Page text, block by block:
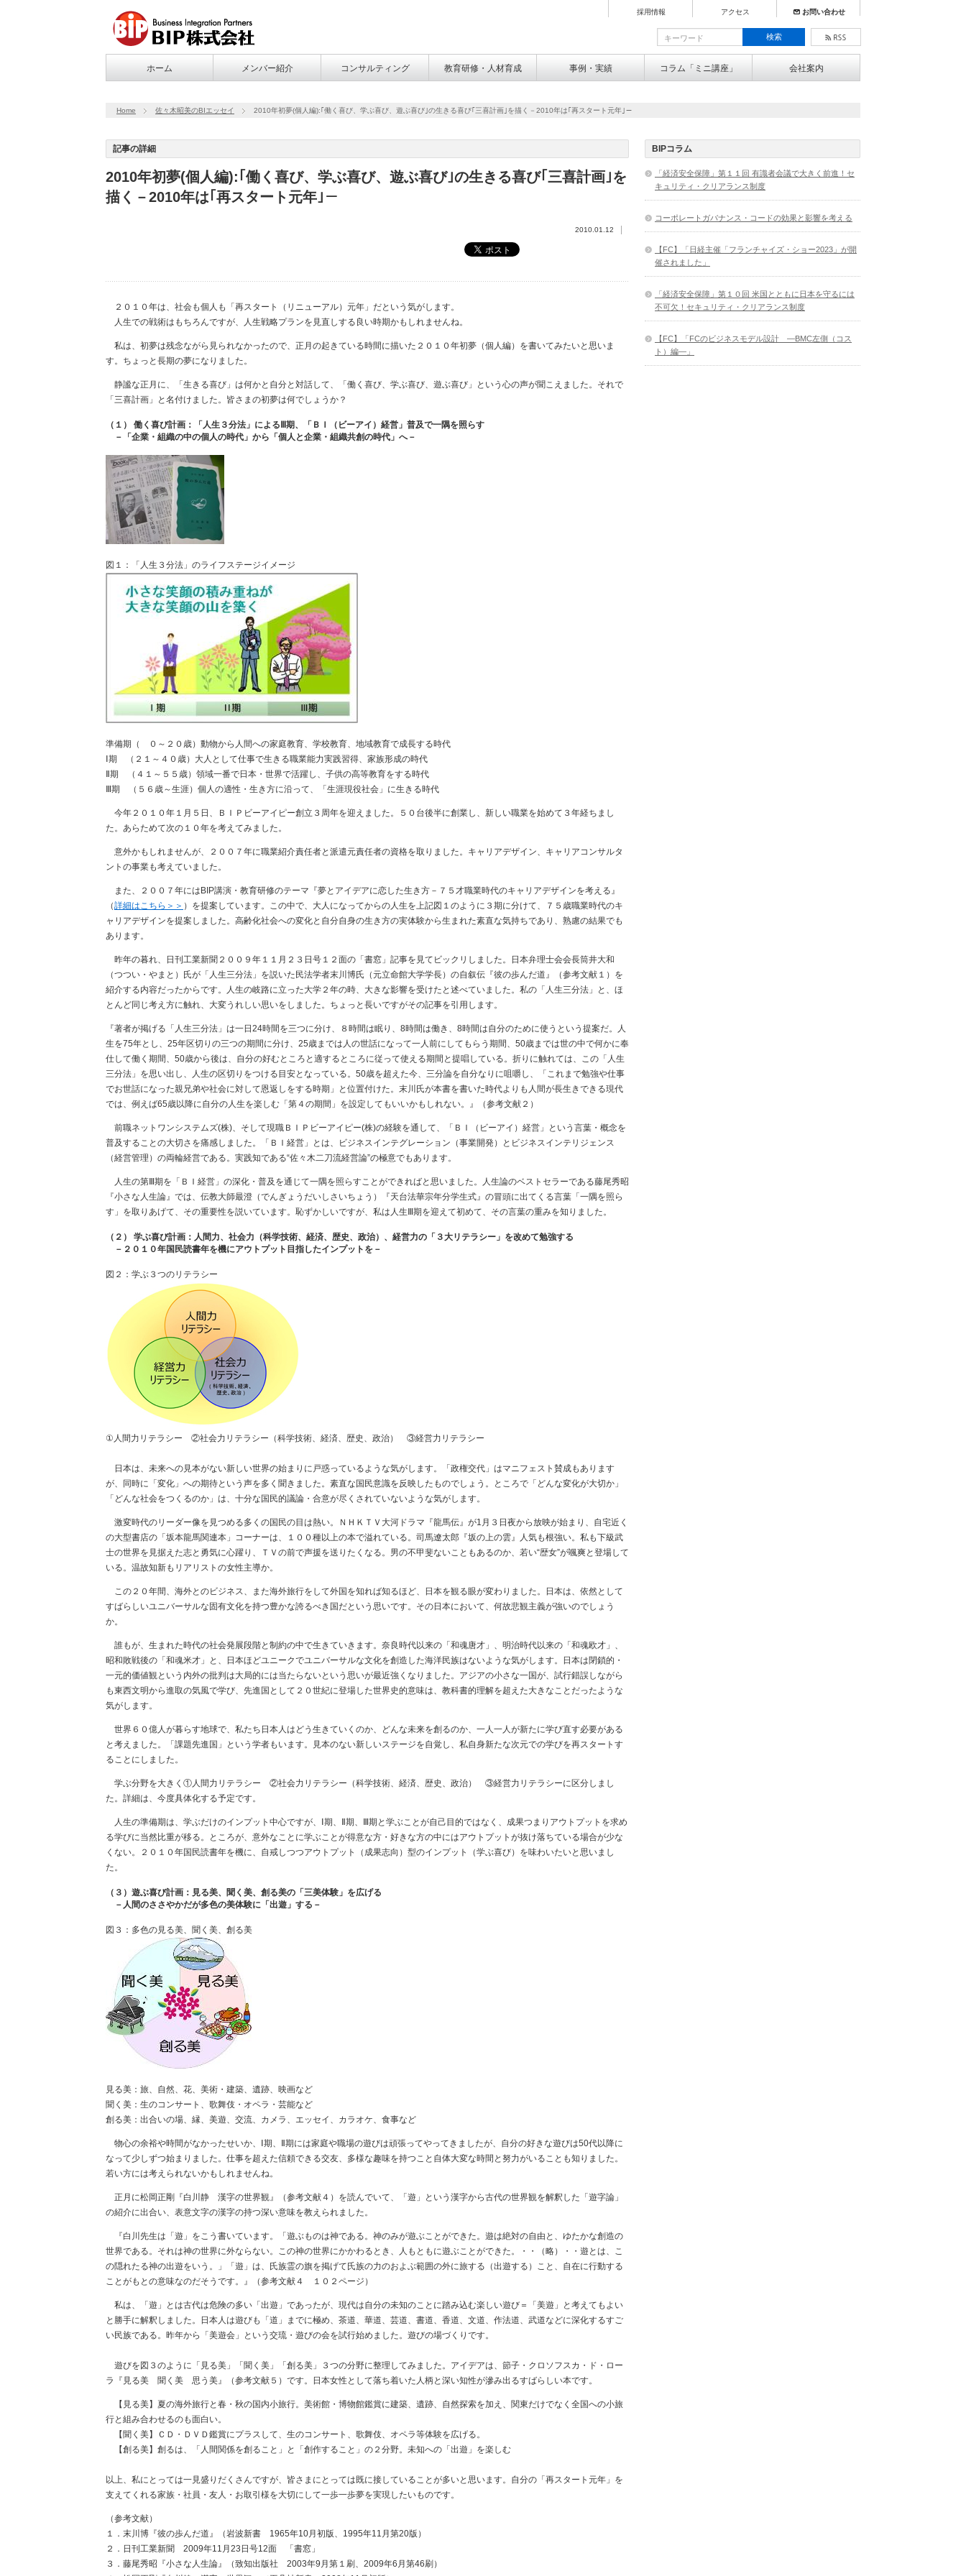
採用情報 アクセス お問い合わせ
ホーム メンバー紹介 コンサルティング 教育研修・人材育成 事例・実績 コラム「ミニ講座」 会社案内
Home 佐々木昭美のBIエッセイ 2010年初夢(個人編):｢働く喜び、学ぶ喜び、遊ぶ喜び｣の生きる喜び｢三喜計画｣を描く－2010年は｢再スタート元年｣－
記事の詳細
2010年初夢(個人編):｢働く喜び、学ぶ喜び、遊ぶ喜び｣の生きる喜び｢三喜計画｣を
描く－2010年は｢再スタート元年｣－
2010.01.12
２０１０年は、社会も個人も「再スタート（リニューアル）元年」だという気がします。
人生での戦術はもちろんですが、人生戦略プランを見直しする良い時期かもしれませんね。
私は、初夢は残念ながら見られなかったので、正月の起きている時間に描いた２０１０年初夢（個人編）を書いてみたいと思いま
す。ちょっと長期の夢になりました。
静謐な正月に、「生きる喜び」は何かと自分と対話して、「働く喜び、学ぶ喜び、遊ぶ喜び」という心の声が聞こえました。それで
「三喜計画」と名付けました。皆さまの初夢は何でしょうか？
（１） 働く喜び計画：「人生３分法」によるⅢ期、「ＢＩ（ビーアイ）経営」普及で一隅を照らす
－「企業・組織の中の個人の時代」から「個人と企業・組織共創の時代」へ－
図１：「人生３分法」のライフステージイメージ
準備期（ ０～２０歳）動物から人間への家庭教育、学校教育、地域教育で成長する時代
Ⅰ期 （２１～４０歳）大人として仕事で生きる職業能力実践習得、家族形成の時代
Ⅱ期 （４１～５５歳）領域一番で日本・世界で活躍し、子供の高等教育をする時代
Ⅲ期 （５６歳～生涯）個人の適性・生き方に沿って、「生涯現役社会」に生きる時代
今年２０１０年１月５日、ＢＩＰビーアイピー創立３周年を迎えました。５０台後半に創業し、新しい職業を始めて３年経ちまし
た。あらためて次の１０年を考えてみました。
意外かもしれませんが、２００７年に職業紹介責任者と派遣元責任者の資格を取りました。キャリアデザイン、キャリアコンサルタ
ントの事業も考えていました。
また、２００７年にはBIP講演・教育研修のテーマ『夢とアイデアに恋した生き方－７５才職業時代のキャリアデザインを考える』
（詳細はこちら＞＞ ）を提案しています。この中で、大人になってからの人生を上記図１のように３期に分けて、７５歳職業時代のキ
ャリアデザインを提案しました。高齢化社会への変化と自分自身の生き方の実体験から生まれた素直な気持ちであり、熟慮の結果でも
あります。
昨年の暮れ、日刊工業新聞２００９年１１月２３日号１２面の「書窓」記事を見てビックリしました。日本弁理士会会長筒井大和
（つつい・やまと）氏が「人生三分法」を説いた民法学者末川博氏（元立命館大学学長）の自叙伝『彼の歩んだ道』（参考文献１）を
紹介する内容だったからです。人生の岐路に立った大学２年の時、大きな影響を受けたと述べていました。私の「人生三分法」と、ほ
とんど同じ考え方に触れ、大変うれしい思いをしました。ちょっと長いですがその記事を引用します。
『著者が掲げる「人生三分法」は一日24時間を三つに分け、８時間は眠り、8時間は働き、8時間は自分のために使うという提案だ。人
生を75年とし、25年区切りの三つの期間に分け、25歳までは人の世話になって一人前にしてもらう期間、50歳までは世の中で何かに奉
仕して働く期間、50歳から後は、自分の好むところと適するところに従って使える期間と提唱している。折りに触れては、この「人生
三分法」を思い出し、人生の区切りをつける目安となっている。50歳を超えた今、三分論を自分なりに咀嚼し、「これまで勉強や仕事
でお世話になった親兄弟や社会に対して恩返しをする時期」と位置付けた。末川氏が本書を書いた時代よりも人間が長生きできる現代
では、例えば65歳以降に自分の人生を楽しむ「第４の期間」を設定してもいいかもしれない。』（参考文献２）
前職ネットワンシステムズ(株)、そして現職ＢＩＰビーアイピー(株)の経験を通して、「ＢＩ（ビーアイ）経営」という言葉・概念を
普及することの大切さを痛感しました。「ＢＩ経営」とは、ビジネスインテグレーション（事業開発）とビジネスインテリジェンス
（経営管理）の両輪経営である。実践知である“佐々木二刀流経営論”の極意でもあります。
人生の第Ⅲ期を「ＢＩ経営」の深化・普及を通じて一隅を照らすことができればと思いました。人生論のベストセラーである藤尾秀昭
『小さな人生論』では、伝教大師最澄（でんぎょうだいしさいちょう）『天台法華宗年分学生式』の冒頭に出てくる言葉「一隅を照ら
す」を取りあげて、その重要性を説いています。恥ずかしいですが、私は人生Ⅲ期を迎えて初めて、その言葉の重みを知りました。
（２） 学ぶ喜び計画：人間力、社会力（科学技術、経済、歴史、政治）、経営力の「３大リテラシー」を改めて勉強する
－２０１０年国民読書年を機にアウトプット目指したインプットを－
図２：学ぶ３つのリテラシー
①人間力リテラシー ②社会力リテラシー（科学技術、経済、歴史、政治） ③経営力リテラシー
日本は、未来への見本がない新しい世界の始まりに戸惑っているような気がします。「政権交代」はマニフェスト賛成もあります
が、同時に「変化」への期待という声を多く聞きました。素直な国民意識を反映したものでしょう。ところで「どんな変化が大切か」
「どんな社会をつくるのか」は、十分な国民的議論・合意が尽くされていないような気がします。
激変時代のリーダー像を見つめる多くの国民の目は熱い。ＮＨＫＴＶ大河ドラマ『龍馬伝』が1月３日夜から放映が始まり、自宅近く
の大型書店の「坂本龍馬関連本」コーナーは、１００種以上の本で溢れている。司馬遼太郎『坂の上の雲』人気も根強い。私も下級武
士の世界を見据えた志と勇気に心躍り、ＴＶの前で声援を送りたくなる。男の不甲斐ないこともあるのか、若い“歴女”が颯爽と登場して
いる。温故知新もリアリストの女性主導か。
この２０年間、海外とのビジネス、また海外旅行をして外国を知れば知るほど、日本を観る眼が変わりました。日本は、依然として
すばらしいユニバーサルな固有文化を持つ豊かな誇るべき国だという思いです。その日本において、何故悲観主義が強いのでしょう
か。
誰もが、生まれた時代の社会発展段階と制約の中で生きていきます。奈良時代以来の「和魂唐才」、明治時代以来の「和魂欧才」、
昭和敗戦後の「和魂米才」と、日本ほどユニークでユニバーサルな文化を創造した海洋民族はないような気がします。日本は閉鎖的・
一元的価値観という内外の批判は大局的には当たらないという思いが最近強くなりました。アジアの小さな一国が、試行錯誤しながら
も東西文明から進取の気風で学び、先進国として２０世紀に登場した世界史的意味は、教科書的理解を超えた大きなことだったような
気がします。
世界６０億人が暮らす地球で、私たち日本人はどう生きていくのか、どんな未来を創るのか、一人一人が新たに学び直す必要がある
と考えました。「課題先進国」という学者もいます。見本のない新しいステージを自覚し、私自身新たな次元での学びを再スタートす
ることにしました。
学ぶ分野を大きく①人間力リテラシー ②社会力リテラシー（科学技術、経済、歴史、政治） ③経営力リテラシーに区分しまし
た。詳細は、今度具体化する予定です。
人生の準備期は、学ぶだけのインプット中心ですが、Ⅰ期、Ⅱ期、Ⅲ期と学ぶことが自己目的ではなく、成果つまりアウトプットを求め
る学びに当然比重が移る。ところが、意外なことに学ぶことが得意な方・好きな方の中にはアウトプットが抜け落ちている場合が少な
くない。２０１０年国民読書年を機に、自戒しつつアウトプット（成果志向）型のインプット（学ぶ喜び）を味わいたいと思いまし
た。
（３）遊ぶ喜び計画：見る美、聞く美、創る美の「三美体験」を広げる
－人間のささやかだが多色の美体験に「出遊」する－
図３：多色の見る美、聞く美、創る美
見る美：旅、自然、花、美術・建築、遺跡、映画など
聞く美：生のコンサート、歌舞伎・オペラ・芸能など
創る美：出合いの場、縁、美遊、交流、カメラ、エッセイ、カラオケ、食事など
物心の余裕や時間がなかったせいか、Ⅰ期、Ⅱ期には家庭や職場の遊びは頑張ってやってきましたが、自分の好きな遊びは50代以降に
なって少しずつ始まりました。仕事を超えた信頼できる交友、多様な趣味を持つこと自体大変な時間と努力がいることも知りました。
若い方には考えられないかもしれませんね。
正月に松岡正剛『白川静 漢字の世界観』（参考文献４）を読んでいて、「遊」という漢字から古代の世界観を解釈した「遊字論」
の紹介に出合い、表意文字の漢字の持つ深い意味を教えられました。
『白川先生は「遊」をこう書いています。「遊ぶものは神である。神のみが遊ぶことができた。遊は絶対の自由と、ゆたかな創造の
世界である。それは神の世界に外ならない。この神の世界にかかわるとき、人もともに遊ぶことができた。・・（略）・・遊とは、こ
の隠れたる神の出遊をいう。」「遊」は、氏族霊の旗を掲げて氏族の力のおよぶ範囲の外に旅する（出遊する）こと、自在に行動する
ことがもとの意味なのだそうです。』（参考文献４ １０２ページ）
私は、「遊」とは古代は危険の多い「出遊」であったが、現代は自分の未知のことに踏み込む楽しい遊び＝「美遊」と考えてもよい
と勝手に解釈しました。日本人は遊びも「道」までに極め、茶道、華道、芸道、書道、香道、文道、作法道、武道などに深化するすご
い民族である。昨年から「美遊会」という交琉・遊びの会を試行始めました。遊びの場づくりです。
遊びを図３のように「見る美」「聞く美」「創る美」３つの分野に整理してみました。アイデアは、節子・クロソフスカ・ド・ロー
ラ『見る美 聞く美 思う美』（参考文献５）です。日本女性として落ち着いた人柄と深い知性が滲み出るすばらしい本です。
【見る美】夏の海外旅行と春・秋の国内小旅行。美術館・博物館鑑賞に建築、遺跡、自然探索を加え、関東だけでなく全国への小旅
行と組み合わせるのも面白い。
【聞く美】ＣＤ・ＤＶＤ鑑賞にプラスして、生のコンサート、歌舞伎、オペラ等体験を広げる。
【創る美】創るは、「人間関係を創ること」と「創作すること」の２分野。未知への「出遊」を楽しむ
以上、私にとっては一見盛りだくさんですが、皆さまにとっては既に接していることが多いと思います。自分の「再スタート元年」を
支えてくれる家族・社員・友人・お取引様を大切にして一歩一歩夢を実現したいものです。
（参考文献）
１．末川博『彼の歩んだ道』（岩波新書 1965年10月初版、1995年11月第20版）
２．日刊工業新聞 2009年11月23日号12面 「書窓」
３．藤尾秀昭『小さな人生論』（致知出版社 2003年9月第１刷、2009年6月第46刷）
BIPコラム
「経済安全保障」第１１回 有識者会議で大きく前進！セ
キュリティ・クリアランス制度
コーポレートガバナンス・コードの効果と影響を考える
【FC】「日経主催「フランチャイズ・ショー2023」が開
催されました」
「経済安全保障」第１０回 米国とともに日本を守るには
不可欠！セキュリティ・クリアランス制度
【FC】「FCのビジネスモデル設計 ―BMC左側（コス
ト）編―」